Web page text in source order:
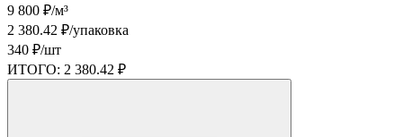
9 800 ₽/м³
2 380.42 ₽/упаковка
340 ₽/шт
ИТОГО: 2 380.42 ₽